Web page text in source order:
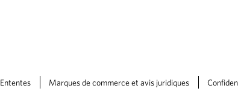
Ententes Marques de commerce et avis juridiques